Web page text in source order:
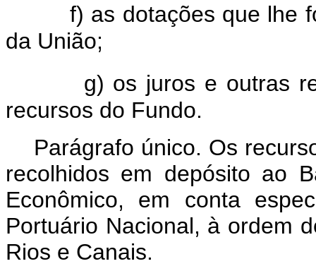
f) as dotações que lhe
da União;
g) os juros e outras
recursos do Fundo.
Parágrafo único. Os
recolhidos em depósito ao
Econômico, em conta
Portuário Nacional, à ordem
Rios e Canais.